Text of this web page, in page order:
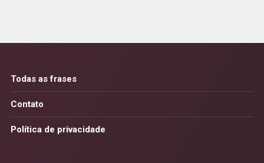
Todas as frases
Contato
Política de privacidade